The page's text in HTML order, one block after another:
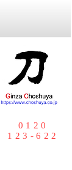
0120
123-622